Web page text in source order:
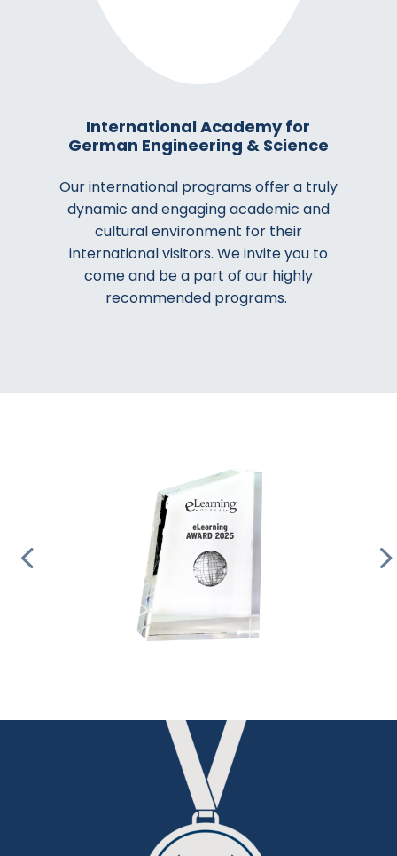
International Academy for
German Engineering & Science
Our international programs offer a truly
dynamic and engaging academic and
cultural environment for their
international visitors. We invite you to
come and be a part of our highly
recommended programs.